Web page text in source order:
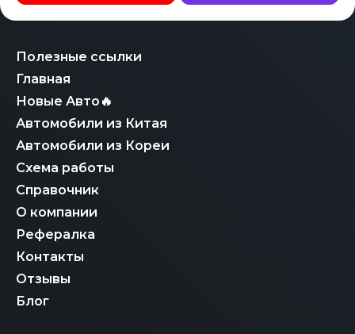
Полезные ссылки
Главная
Новые Авто🔥
Автомобили из Китая
Автомобили из Кореи
Схема работы
Справочник
О компании
Рефералка
Контакты
Отзывы
Блог